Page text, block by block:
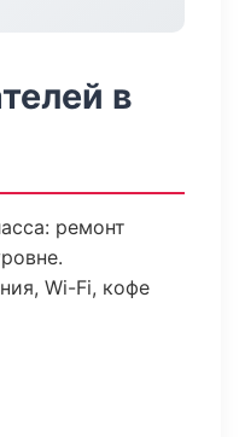
в
ремонт
Wi-Fi, кофе